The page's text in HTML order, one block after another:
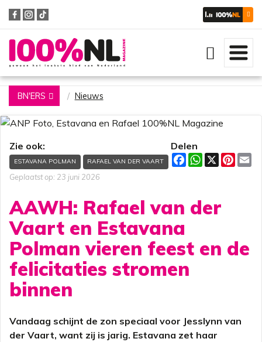
Zoeken
BN'ERS Nieuws
Zie ook:
ESTAVANA POLMAN RAFAEL VAN DER VAART
Geplaatst op: 23 juni 2026
Delen
F
a
o
o
W
h
A
p
X
P
AAWH: Rafael van der
Vaart en Estavana
Polman vieren feest en de
felicitaties stromen
binnen
Vandaag schijnt de zon speciaal voor Jesslynn van
der Vaart, want zij is jarig. Estavana zet haar